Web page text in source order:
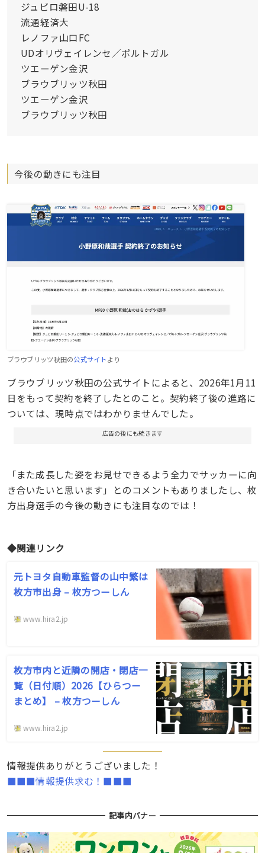
ジュビロ磐田U-18
流通経済大
レノファ山口FC
UDオリヴェイレンセ／ポルトガル
ツエーゲン金沢
ブラウブリッツ秋田
ツエーゲン金沢
ブラウブリッツ秋田
今後の動きにも注目
ブラウブリッツ秋田の公式サイトより
ブラウブリッツ秋田の公式サイトによると、2026年1月11
日をもって契約を終了したとのこと。契約終了後の進路に
ついては、現時点ではわかりませんでした。
広告の後にも続きます
「また成長した姿をお見せできるよう全力でサッカーに向
き合いたいと思います」とのコメントもありましたし、枚
方出身選手の今後の動きにも注目なのでは！
◆関連リンク
元トヨタ自動車監督の山中繁は
枚方市出身 – 枚方つーしん
www.hira2.jp
枚方市内と近隣の開店・閉店一
覧（日付順）2026【ひらつー
まとめ】 – 枚方つーしん
www.hira2.jp
情報提供ありがとうございました！
■■■情報提供求む！■■■
記事内バナー